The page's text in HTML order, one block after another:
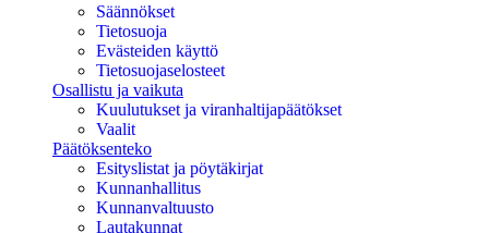
Säännökset
Tietosuoja
Evästeiden käyttö
Tietosuojaselosteet
Osallistu ja vaikuta
Kuulutukset ja viranhaltijapäätökset
Vaalit
Päätöksenteko
Esityslistat ja pöytäkirjat
Kunnanhallitus
Kunnanvaltuusto
Lautakunnat